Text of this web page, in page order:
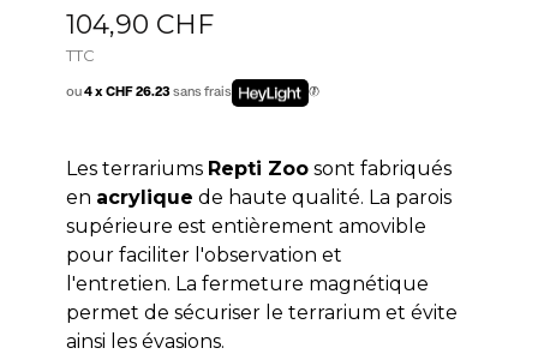
104,90 CHF
TTC
ou4 x CHF 26.23sans frais
Les terrariums Repti Zoosont fabriqués
en acrylique de haute qualité. La parois
supérieure est entièrement amovible
pour faciliter l'observation et
l'entretien. La fermeture magnétique
permet de sécuriser le terrarium et évite
ainsi les évasions.